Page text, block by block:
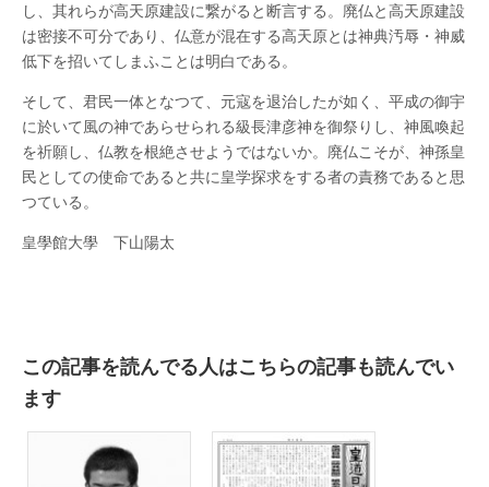
し、其れらが高天原建設に繋がると断言する。廃仏と高天原建設
は密接不可分であり、仏意が混在する高天原とは神典汚辱・神威
低下を招いてしまふことは明白である。
そして、君民一体となつて、元寇を退治したが如く、平成の御宇
に於いて風の神であらせられる級長津彦神を御祭りし、神風喚起
を祈願し、仏教を根絶させようではないか。廃仏こそが、神孫皇
民としての使命であると共に皇学探求をする者の責務であると思
つている。
皇學館大學 下山陽太
この記事を読んでる人はこちらの記事も読んでい
ます